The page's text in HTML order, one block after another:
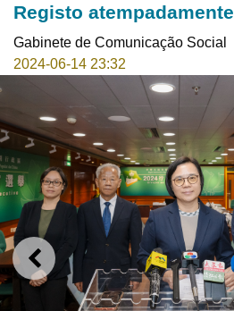
Registo atempadamente
Gabinete de Comunicação Social
2024-06-14 23:32
ANTERIOR